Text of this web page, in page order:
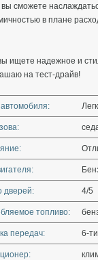
сможете
в плане
ищете надежное и
на тест-драйв!
автомобиля:
дверей: 4/5
топливо:
передач: 6-